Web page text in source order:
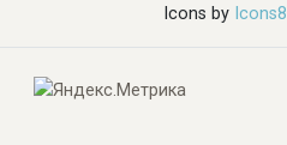
Icons byIcons8